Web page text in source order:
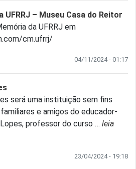
UFRRJ – Museu Casa do Reitor
da UFRRJ em
cm.ufrrj/
04/11/2024 - 01:17
será uma instituição sem fins
e amigos do educador-
professor do curso … leia
23/04/2024 - 19:18